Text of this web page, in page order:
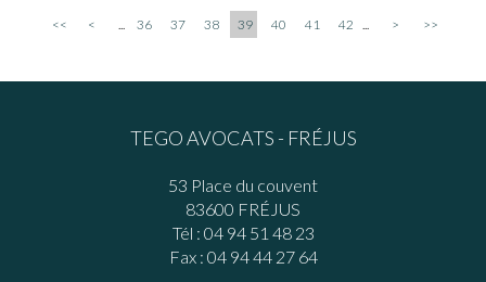
<< < ... 36 37 38 39 40 41 42 ... > >>
TEGO AVOCATS - FRÉJUS
53 Place du couvent
83600 FRÉJUS
Tél : 04 94 51 48 23
Fax : 04 94 44 27 64